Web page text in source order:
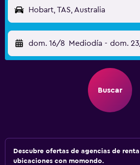
Hobart, TAS, Australia
dom. 16/8 Mediodía - dom.
Buscar
Descubre ofertas de agencias de
ubicaciones con momondo.